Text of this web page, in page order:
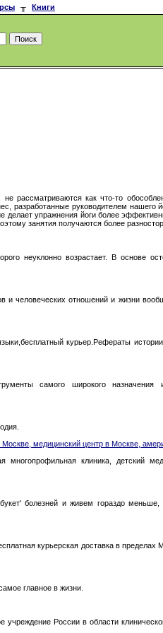
╥
Книги
рассматриваются как что-то
разработанные руководителем нашего
делает упражнения йоги более
занятия получаются более
неуклонно возрастает. В основе
и человеческих отношений и жизни
курьер.Рефераты истории
самого широкого назначения и
медицинский центр в Москве,
клиника, детский
болезней и живем гораздо
курьерская доставка в пределах
главное в жизни.
России в области